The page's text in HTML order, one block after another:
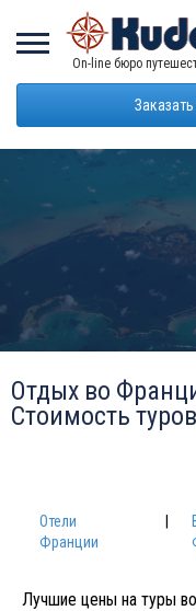
On-line бюро
Отдых во
Стоимость
Отели
Франции
Лучшие цены на туры